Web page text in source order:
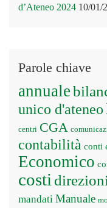
d’Ateneo 2024 10/01/
Parole chiave
annuale
unico d'ateneo
centri CGA
contabilità conti
Economico
costi direzioni
mandati Manuale